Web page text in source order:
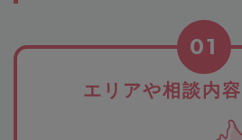
エリアや相談内
01